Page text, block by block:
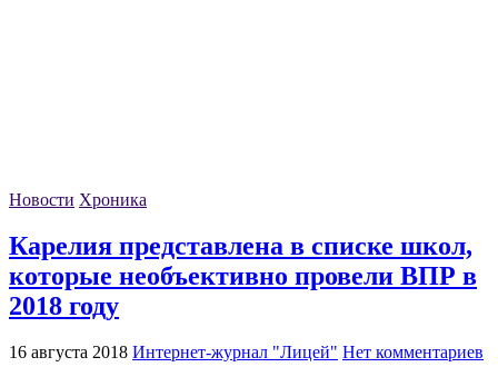
Новости Хроника
Карелия представлена в списке школ,
которые необъективно провели ВПР в
2018 году
16 августа 2018 Интернет-журнал "Лицей" Нет комментариев